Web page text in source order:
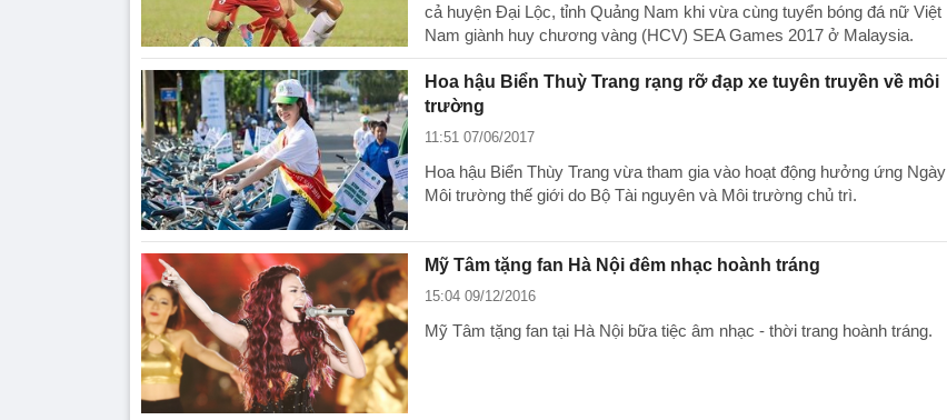
cả huyện Đại Lộc, tỉnh Quảng Nam khi vừa cùng tuyển bóng đá nữ Việt
Nam giành huy chương vàng (HCV) SEA Games 2017 ở Malaysia.
Hoa hậu Biển Thuỳ Trang rạng rỡ đạp xe tuyên truyền về môi
trường
11:51 07/06/2017
Hoa hậu Biển Thùy Trang vừa tham gia vào hoạt động hưởng ứng Ngày
Môi trường thế giới do Bộ Tài nguyên và Môi trường chủ trì.
Mỹ Tâm tặng fan Hà Nội đêm nhạc hoành tráng
15:04 09/12/2016
Mỹ Tâm tặng fan tại Hà Nội bữa tiệc âm nhạc - thời trang hoành tráng.